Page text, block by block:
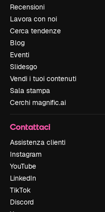
Recensioni
Lavora con noi
Cerca tendenze
Blog
Eventi
Slidesgo
Vendi i tuoi contenuti
Sala stampa
Cerchi magnific.ai
Contattaci
Assistenza clienti
Instagram
YouTube
LinkedIn
TikTok
Discord